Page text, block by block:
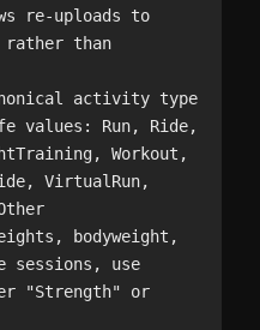
re-uploads to
rather than
activity type
values: Run, Ride,
Workout,
VirtualRun,
bodyweight,
use
"Strength" or